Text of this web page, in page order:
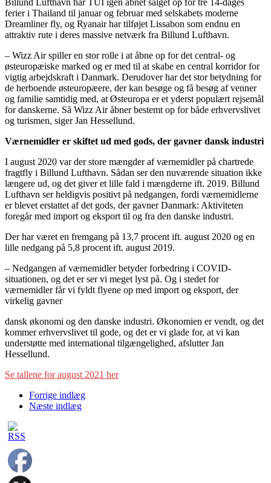
ferier i Thailand til januar og februar med selskabets moderne
Dreamliner fly, og Ryanair har tilføjet Lissabon som endnu en
attraktiv rute i deres massive netværk fra Billund Lufthavn.
– Wizz Air spiller en stor rolle i at åbne op for det central- og
østeuropæiske marked og er med til at skabe en central korridor for
vigtig arbejdskraft i Danmark. Derudover har det stor betydning for
de herboende østeuropæere, der kan besøge og få besøg af venner
og familie samtidig med, at Østeuropa er et yderst populært rejsemål
for danskerne. Så Wizz Air åbner bestemt op for både erhvervslivet
og turismen, siger Jan Hessellund.
Værnemidler er skiftet ud med gods, der gavner dansk industri
I august 2020 var der store mængder af værnemidler på chartrede
fragtfly i Billund Lufthavn. Sådan ser den nuværende situation ikke
længere ud, og det giver et lille fald i mængderne ift. 2019. Billund
Lufthavn ser heldigvis positivt på nedgangen, fordi værnemidlerne
er blevet erstattet af det gods, der gavner Danmark: Aktiviteten
foregår med import og eksport til og fra den danske industri.
Der har været en fremgang på 13,7 procent ift. august 2020 og en
lille nedgang på 5,8 procent ift. august 2019.
– Nedgangen af værnemidler betyder forbedring i COVID-
situationen, og det er ser vi meget lyst på. Og i stedet for
værnemidler får vi fyldt flyene op med import og eksport, der
virkelig gavner
dansk økonomi og den danske industri. Økonomien er vendt, og det
kommer erhvervslivet til gode, og det er vi glade for, at vi kan
understøtte med international tilgængelighed, afslutter Jan
Hessellund.
Se tallene for august 2021 her
Forrige indlæg
Næste indlæg